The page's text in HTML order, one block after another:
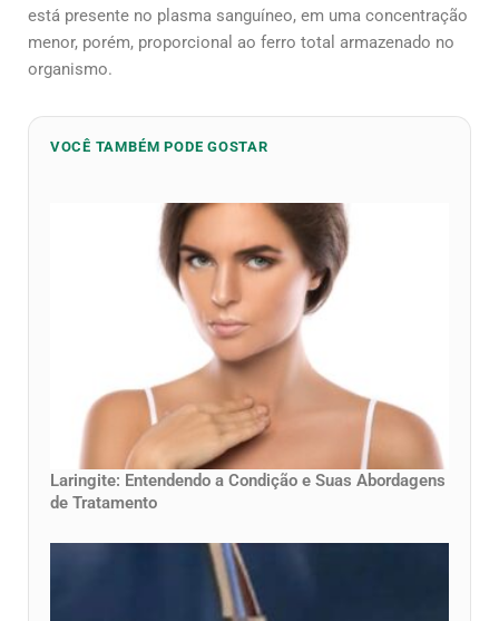
está presente no plasma sanguíneo, em uma concentração
menor, porém, proporcional ao ferro total armazenado no
organismo.
VOCÊ TAMBÉM PODE GOSTAR
Laringite: Entendendo a Condição e Suas Abordagens
de Tratamento